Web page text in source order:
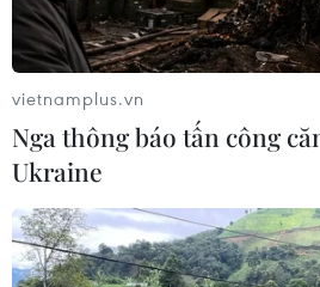
vietnamplus.vn
Nga thông báo tấn công
Ukraine